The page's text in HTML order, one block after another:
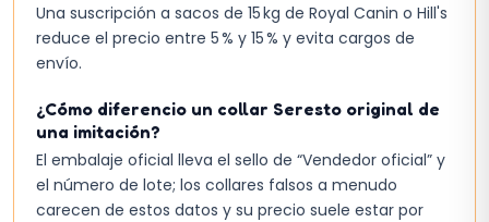
Una suscripción a sacos de 15 kg de Royal Canin o Hill's
reduce el precio entre 5 % y 15 % y evita cargos de
envío.
¿Cómo diferencio un collar Seresto original de
una imitación?
El embalaje oficial lleva el sello de “Vendedor oficial” y
el número de lote; los collares falsos a menudo
carecen de estos datos y su precio suele estar por